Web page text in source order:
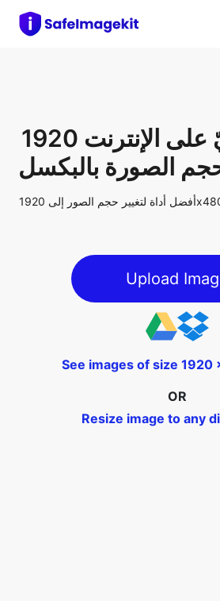
مجانيّ على الإنترنت 1920x480
حجم الصورة بالبكسل
Upload
See images of size 1920
OR
Resize image to any